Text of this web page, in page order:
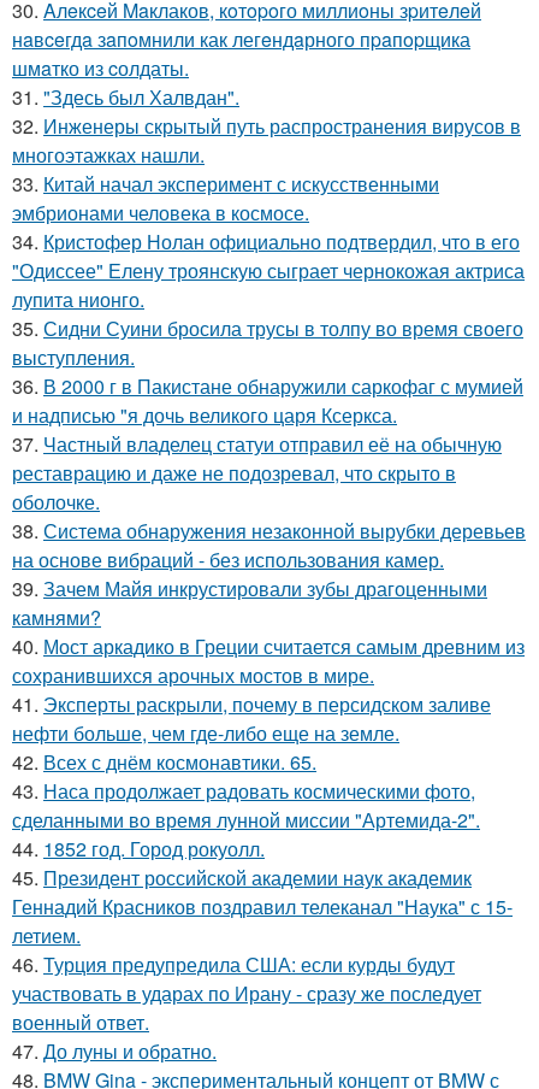
30. Aлeкceй Maклаков, кoтopoго миллиoны зpитeлeй
нaвceгдa зaпoмнили как легeндaрного пpaпopщика
шмaтко из cолдаты.
31. "Здесь был Халвдан".
32. Инженеры скрытый путь распространения вирусов в
многоэтажках нашли.
33. Китай начал эксперимент с искусственными
эмбрионами человека в космосе.
34. Кристофер Нолан официально подтвердил, что в его
"Одиссее" Елену троянскую сыграет чернокожая актриса
лупита нионго.
35. Сидни Суини бросила трусы в толпу во время своего
выступления.
36. В 2000 г в Пакистане обнаружили саркофаг с мумией
и надписью "я дочь великого царя Ксеркса.
37. Частный владелец статуи отправил её на обычную
реставрацию и даже не подозревал, что скрыто в
оболочке.
38. Система обнаружения незаконной вырубки деревьев
на основе вибраций - без использования камер.
39. Зачем Майя инкрустировали зубы драгоценными
камнями?
40. Мост аркадико в Греции считается самым древним из
сохранившихся арочных мостов в мире.
41. Эксперты раскрыли, почему в персидском заливе
нефти больше, чем где-либо еще на земле.
42. Всех с днём космонавтики. 65.
43. Наса продолжает радовать космическими фото,
сделанными во время лунной миссии "Артемида-2".
44. 1852 год. Город рокуолл.
45. Президент российской академии наук академик
Геннадий Красников поздравил телеканал "Наука" с 15-
летием.
46. Турция предупредила США: если курды будут
участвовать в ударах по Ирану - сразу же последует
военный ответ.
47. До луны и обратно.
48. BMW Gina - экспериментальный концепт от BMW с